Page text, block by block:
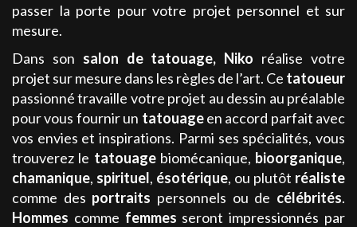
passer la porte pour votre projet personnel et sur
mesure.
Dans son salon de tatouage, Niko réalise votre
projet sur mesure dans les règles de l’art. Ce tatoueur
passionné travaille votre projet au dessin au préalable
pour vous fournir un tatouageen accord parfait avec
vos envies et inspirations. Parmi ses spécialités, vous
trouverez le tatouagebiomécanique, bioorganique,
chamanique, spirituel, ésotérique, ou plutôt réaliste
comme des portraits personnels ou de célébrités.
Hommes comme femmes seront impressionnés par